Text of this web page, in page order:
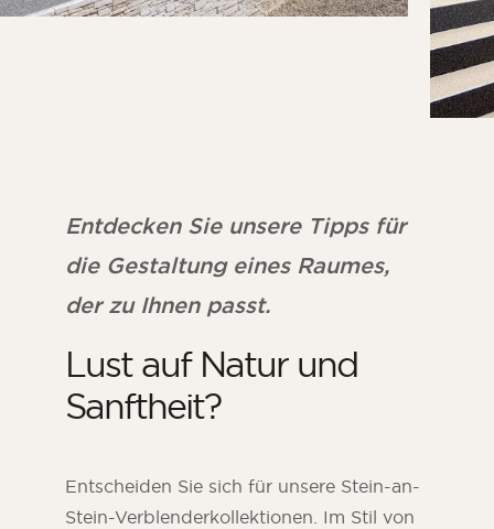
Entdecken Sie unsere Tipps für
die Gestaltung eines Raumes,
der zu Ihnen passt.
Lust auf Natur und
Sanftheit?
Entscheiden Sie sich für unsere Stein-an-
Stein-Verblenderkollektionen. Im Stil von